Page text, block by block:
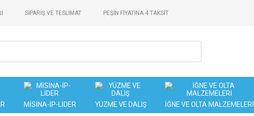
SİPARİŞ VE TESLİMAT PEŞİN FİYATINA 4 TAKSİT
MİSİNA-İP-LİDER YÜZME VE DALIŞ İĞNE VE OLTA MALZEMELERİ